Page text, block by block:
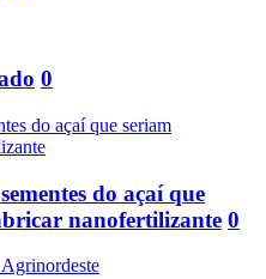
0
do açaí que
nanofertilizante 0